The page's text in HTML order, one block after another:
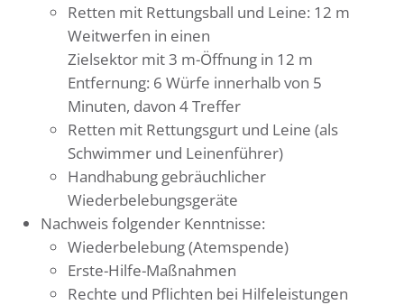
Retten mit Rettungsball und Leine: 12 m
Weitwerfen in einen
Zielsektor mit 3 m-Öffnung in 12 m
Entfernung: 6 Würfe innerhalb von 5
Minuten, davon 4 Treffer
Retten mit Rettungsgurt und Leine (als
Schwimmer und Leinenführer)
Handhabung gebräuchlicher
Wiederbelebungsgeräte
Nachweis folgender Kenntnisse:
Wiederbelebung (Atemspende)
Erste-Hilfe-Maßnahmen
Rechte und Pflichten bei Hilfeleistungen